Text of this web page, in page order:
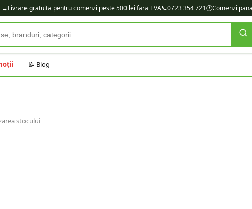
→Livrare gratuita pentru comenzi peste 500 lei fara TVA📞0723 354 721🕐Comenzi
📝 Blog
stocului